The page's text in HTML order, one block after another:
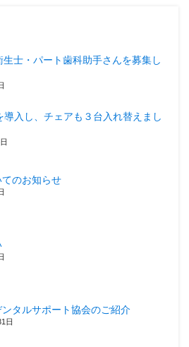
生士・パート歯科助手さんを募集し
導入し、チェアも３台入れ替えまし
のお知らせ
タルサポート協会のご紹介
日